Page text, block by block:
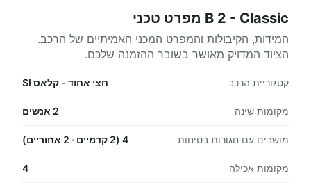
B 2 - Classic מפרט טכני
המידות, הקיבולות והמפרט המכני האמיתיים של הרכב.
הציוד המדויק מאושר בשובר ההזמנה שלכם.
קטגוריית הרכב חצי אחוד - קלאס SI
מקומות שינה 2 אנשים
מושבים עם חגורות בטיחות 4 (2 קדמיים · 2 אחוריים)
מקומות אכילה 4